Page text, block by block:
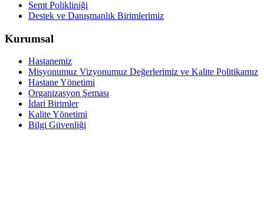
Semt Polikliniği
Destek ve Danışmanlık Birimlerimiz
Kurumsal
Hastanemiz
Misyonumuz Vizyonumuz Değerlerimiz ve Kalite Politikamız
Hastane Yönetimi
Organizasyon Şeması
İdari Birimler
Kalite Yönetimi
Bilgi Güvenliği